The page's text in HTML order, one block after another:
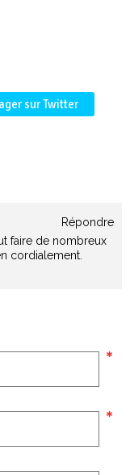
sur Twitter
Répondre
faire de nombreux
cordialement.